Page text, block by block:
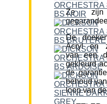
Ze
De
Acryl en
van een
gekleurd
de
behoud
loop van